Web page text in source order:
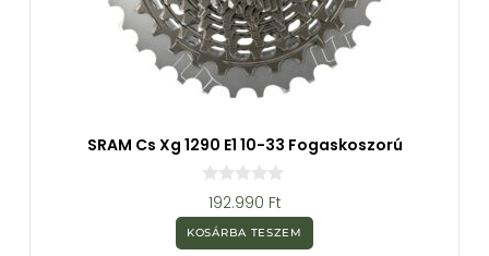
SRAM Cs Xg 1290 E1 10-33 Fogaskoszorú
0
z
5
192.990 Ft
KOSÁRBA TESZEM